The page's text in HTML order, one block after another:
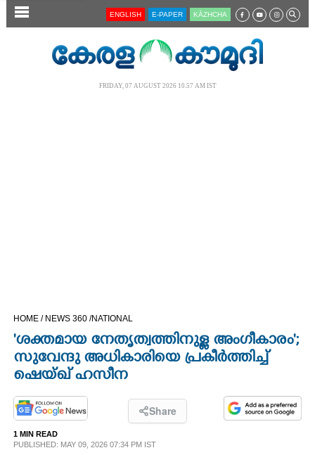
SECTIONS
OPINION
PHOTOS
LIFESTYLE
ENGLISH E-PAPER KĀZHCHA
FRIDAY, 07 AUGUST 2026 10.57 AM IST
HOME / NEWS 360 /NATIONAL
'ശക്തമായ നേതൃത്വത്തിനുള്ള അംഗീകാരം';
സുവേന്ദു അധികാരിയെ പ്രകീർത്തിച്ച്
ഷെയ്ഖ് ഹസീന
Share
1 MIN READ
PUBLISHED: MAY 09, 2026 07:34 PM IST